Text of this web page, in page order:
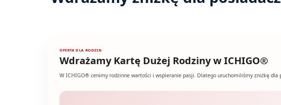
OFERTA DLA RODZIN
Wdrażamy Kartę Dużej Rodziny w ICHIGO®
W ICHIGO® cenimy rodzinne wartości i wspieranie pasji. Dlatego uruchomiliśmy zniżkę dla